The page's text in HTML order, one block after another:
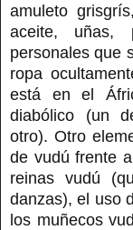
amuleto
aceite, uñas,
personales que
ropa
está en el
diabólico (un
otro). Otro
de vudú frente
reinas vudú
danzas), el uso
los muñecos